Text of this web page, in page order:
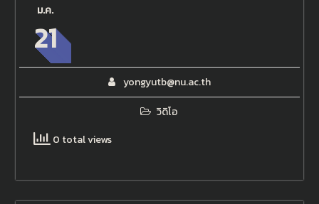
ม.ค.
21
yongyutb@nu.ac.th
วิดิโอ
0 total views